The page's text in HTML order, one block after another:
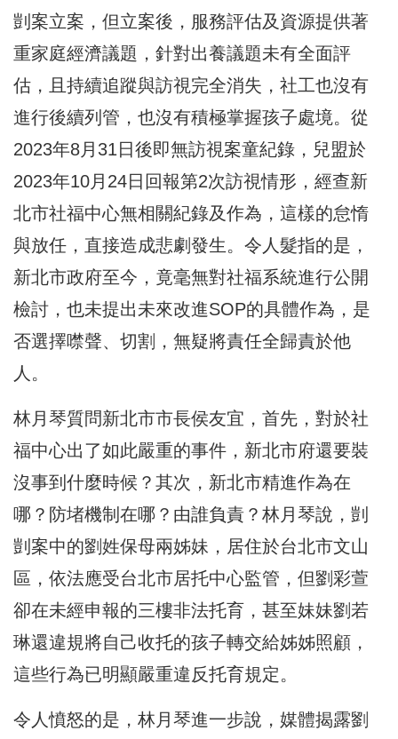
剴案立案，但立案後，服務評估及資源提供著
重家庭經濟議題，針對出養議題未有全面評
估，且持續追蹤與訪視完全消失，社工也沒有
進行後續列管，也沒有積極掌握孩子處境。從
2023年8月31日後即無訪視案童紀錄，兒盟於
2023年10月24日回報第2次訪視情形，經查新
北市社福中心無相關紀錄及作為，這樣的怠惰
與放任，直接造成悲劇發生。令人髮指的是，
新北市政府至今，竟毫無對社福系統進行公開
檢討，也未提出未來改進SOP的具體作為，是
否選擇噤聲、切割，無疑將責任全歸責於他
人。
林月琴質問新北市市長侯友宜，首先，對於社
福中心出了如此嚴重的事件，新北市府還要裝
沒事到什麼時候？其次，新北市精進作為在
哪？防堵機制在哪？由誰負責？林月琴說，剴
剴案中的劉姓保母兩姊妹，居住於台北市文山
區，依法應受台北市居托中心監管，但劉彩萱
卻在未經申報的三樓非法托育，甚至妹妹劉若
琳還違規將自己收托的孩子轉交給姊姊照顧，
這些行為已明顯嚴重違反托育規定。
令人憤怒的是，林月琴進一步說，媒體揭露劉